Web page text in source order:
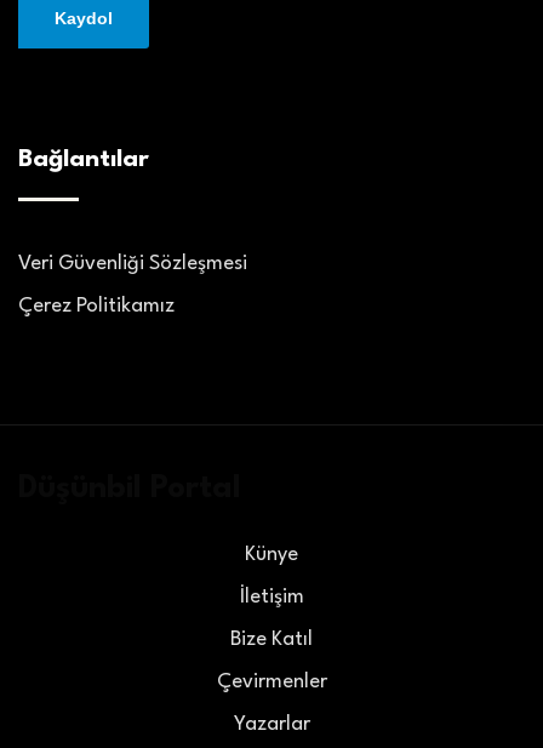
Bağlantılar
Veri Güvenliği Sözleşmesi
Çerez Politikamız
Künye
İletişim
Bize Katıl
Çevirmenler
Yazarlar